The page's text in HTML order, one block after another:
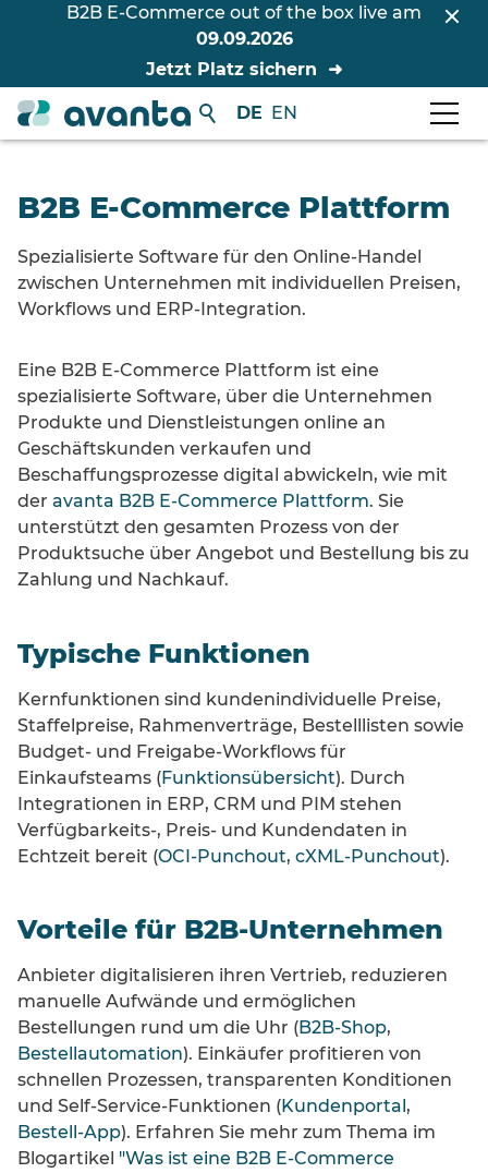
B2B E-Commerce out of the box live am
09.09.2026
Jetzt Platz sichern
DE EN
B2B E-Commerce Plattform
Spezialisierte Software für den Online-Handel
zwischen Unternehmen mit individuellen Preisen,
Workflows und ERP-Integration.
Eine B2B E‑Commerce Plattform ist eine
spezialisierte Software, über die Unternehmen
Produkte und Dienstleistungen online an
Geschäftskunden verkaufen und
Beschaffungsprozesse digital abwickeln, wie mit
der avanta B2B E-Commerce Plattform. Sie
unterstützt den gesamten Prozess von der
Produktsuche über Angebot und Bestellung bis zu
Zahlung und Nachkauf.
Typische Funktionen
Kernfunktionen sind kundenindividuelle Preise,
Staffelpreise, Rahmenverträge, Bestelllisten sowie
Budget- und Freigabe-Workflows für
Einkaufsteams (Funktionsübersicht). Durch
Integrationen in ERP, CRM und PIM stehen
Verfügbarkeits-, Preis- und Kundendaten in
Echtzeit bereit (OCI-Punchout, cXML-Punchout).
Vorteile für B2B-Unternehmen
Anbieter digitalisieren ihren Vertrieb, reduzieren
manuelle Aufwände und ermöglichen
Bestellungen rund um die Uhr (B2B-Shop,
Bestellautomation). Einkäufer profitieren von
schnellen Prozessen, transparenten Konditionen
und Self-Service-Funktionen (Kundenportal ,
Bestell-App). Erfahren Sie mehr zum Thema im
Blogartikel "Was ist eine B2B E-Commerce